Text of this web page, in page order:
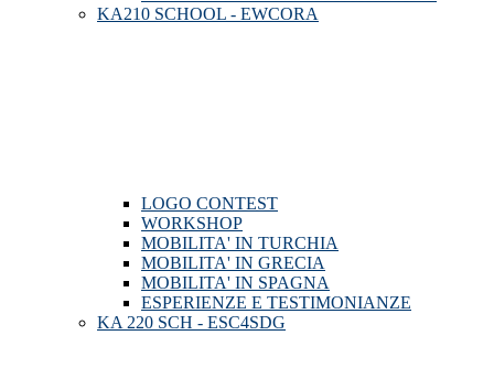
KA210 SCHOOL - EWCORA
LOGO CONTEST
WORKSHOP
MOBILITA' IN TURCHIA
MOBILITA' IN GRECIA
MOBILITA' IN SPAGNA
ESPERIENZE E TESTIMONIANZE
KA 220 SCH - ESC4SDG